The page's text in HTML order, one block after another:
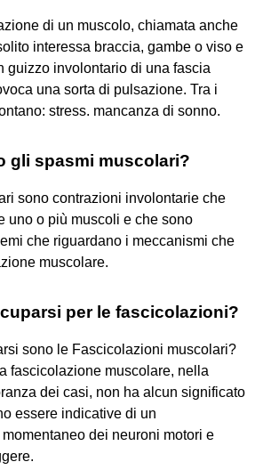
di un muscolo, chiamata anche
interessa braccia, gambe o viso e
guizzo involontario di una fascia
una sorta di pulsazione. Tra i
stress. mancanza di sonno.
gli spasmi muscolari?
sono contrazioni involontarie che
uno o più muscoli e che sono
che riguardano i meccanismi che
muscolare.
per le fascicolazioni?
sono le Fascicolazioni muscolari?
fascicolazione muscolare, nella
dei casi, non ha alcun significato
essere indicative di un
dei neuroni motori e